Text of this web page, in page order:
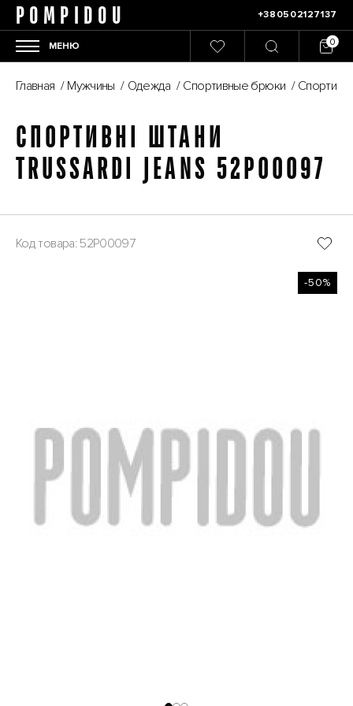
POMPIDOU +380502127137
МЕНЮ
Главная / Мужчины / Одежда / Спортивные брюки /
СПОРТИВНІ ШТАНИ
TRUSSARDI JEANS 52P00097
Код товара: 52P00097
-50%